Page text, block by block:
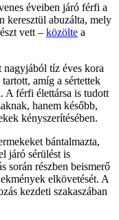
éveiben járó férfi a
keresztül abuzálta, mely
vett – közölte a
tíz éves kora
amíg a sértettek
A férfi élettársa is tudott
hanem később,
kényszerítésében.
bántalmazta,
járó sérülést is
során részben beismerő
elkövetését. A
kezdeti szakaszában